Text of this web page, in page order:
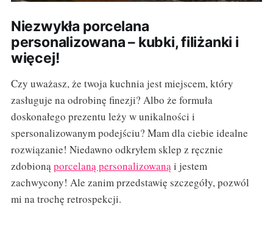
Niezwykła porcelana
personalizowana – kubki, filiżanki i
więcej!
Czy uważasz, że twoja kuchnia jest miejscem, który
zasługuje na odrobinę finezji? Albo że formuła
doskonałego prezentu leży w unikalności i
spersonalizowanym podejściu? Mam dla ciebie idealne
rozwiązanie! Niedawno odkryłem sklep z ręcznie
zdobionąporcelaną personalizowanąi jestem
zachwycony! Ale zanim przedstawię szczegóły, pozwól
mi na trochę retrospekcji.